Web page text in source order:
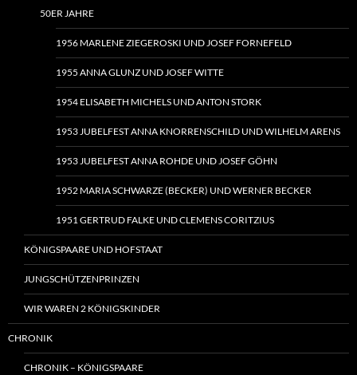
50ER JAHRE
1956 MARLENE ZIEGEROSKI UND JOSEF FORNEFELD
1955 ANNA GLUNZ UND JOSEF WITTE
1954 ELISABETH MICHELS UND ANTON STORK
1953 JUBELFEST ANNA KNORRENSCHILD UND WILHELM ARENS
1953 JUBELFEST ANNA ROHDE UND JOSEF GÖHN
1952 MARIA SCHWARZE (BECKER) UND WERNER BECKER
1951 GERTRUD FALKE UND CLEMENS CORITZIUS
KÖNIGSPAARE UND HOFSTAAT
JUNGSCHÜTZENPRINZEN
WIR WAREN 2 KÖNIGSKINDER
CHRONIK
CHRONIK – KÖNIGSPAARE